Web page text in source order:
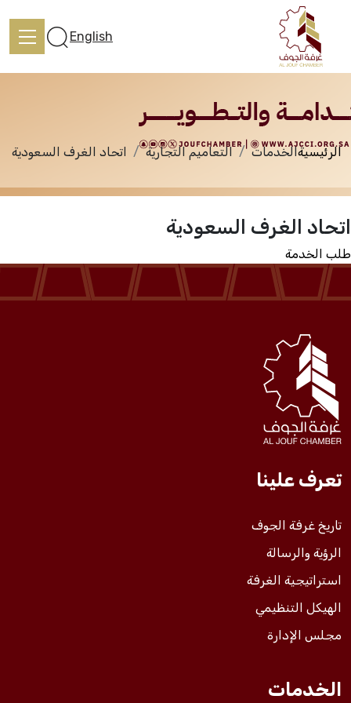
تعرف علينا
الخدمات
المركز الإعلامي
فعاليات الغرفة
فعاليات الجوف
مشاريع الغرفة
English
الخدمات
الرئيسيةالخدمات التعاميم التجارية اتحاد الغرف السعودية
اتحاد الغرف السعودية
طلب الخدمة
تعرف علينا
تاريخ غرفة الجوف
الرؤية والرسالة
استراتيجية الغرفة
الهيكل التنظيمي
مجلس الإدارة
الخدمات